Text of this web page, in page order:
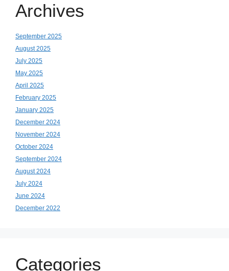
Archives
September 2025
August 2025
July 2025
May 2025
April 2025
February 2025
January 2025
December 2024
November 2024
October 2024
September 2024
August 2024
July 2024
June 2024
December 2022
Categories